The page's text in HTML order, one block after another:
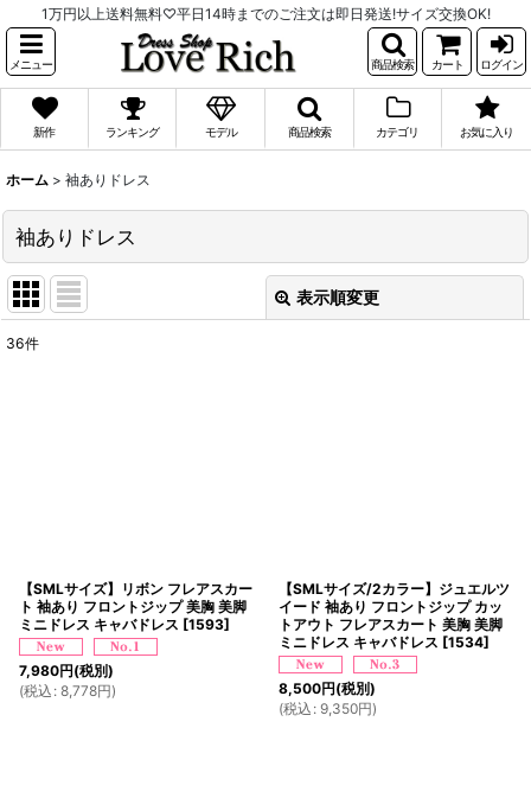
1万円以上送料無料♡平日14時までのご注文は即日発送!サイズ交換OK!
メニュー 商品検索 カート ログイン
新作 ランキング モデル 商品検索 カテゴリ お気に入り
ホーム > 袖ありドレス
袖ありドレス
表示順変更
36件
【SMLサイズ】リボン フレアスカー
ト 袖あり フロントジップ 美胸 美脚
ミニドレス キャバドレス [1593]
7,980円(税別)
(税込 : 8,778円)
【SMLサイズ/2カラー】ジュエルツ
イード 袖あり フロントジップ カッ
トアウト フレアスカート 美胸 美脚
ミニドレス キャバドレス [1534]
8,500円(税別)
(税込 : 9,350円)